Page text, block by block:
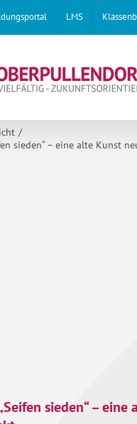
LMS
sieden“ – eine alte Kunst
sieden“ – eine